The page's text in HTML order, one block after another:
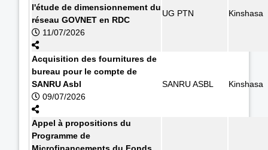
l'étude de dimensionnement du
réseau GOVNET en RDC
11/07/2026
UG PTN Kinshasa
Acquisition des fournitures de
bureau pour le compte de
SANRU Asbl
09/07/2026
SANRU ASBL Kinshasa
Appel à propositions du
Programme de
Microfinancements du Fonds